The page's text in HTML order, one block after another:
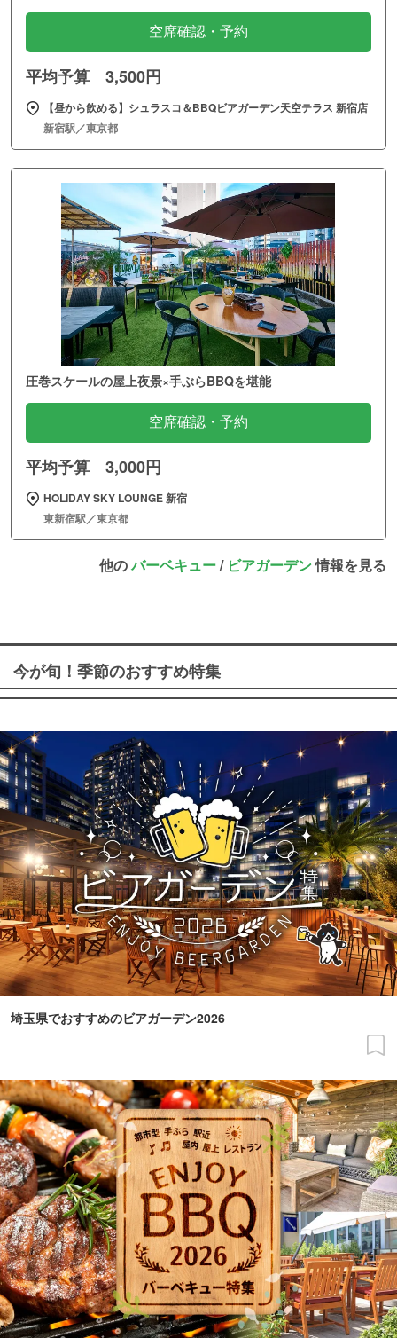
空席確認・予約
平均予算 3,500円
【昼から飲める】シュラスコ＆BBQビアガーデン天空テラス 新宿店
新宿駅／東京都
圧巻スケールの屋上夜景×手ぶらBBQを堪能
空席確認・予約
平均予算 3,000円
HOLIDAY SKY LOUNGE 新宿
東新宿駅／東京都
他のバーベキュー/ ビアガーデン情報を見る
今が旬！季節のおすすめ特集
埼玉県でおすすめのビアガーデン2026